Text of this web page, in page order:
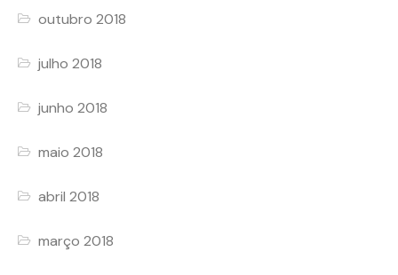
outubro 2018
julho 2018
junho 2018
maio 2018
abril 2018
março 2018